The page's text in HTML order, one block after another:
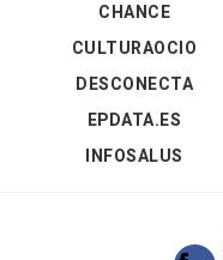
CHANCE
CULTURAOCIO
DESCONECTA
EPDATA.ES
INFOSALUS